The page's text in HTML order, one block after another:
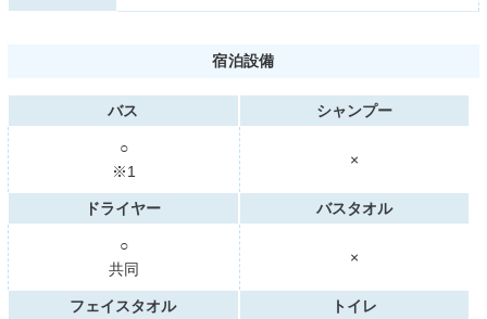
宿泊設備
バス
○
※1
シャンプー
×
ドライヤー
○
共同
バスタオル
×
フェイスタオル トイレ